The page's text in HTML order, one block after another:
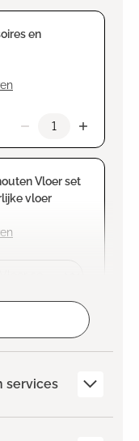
en
Vloer set
vloer
services